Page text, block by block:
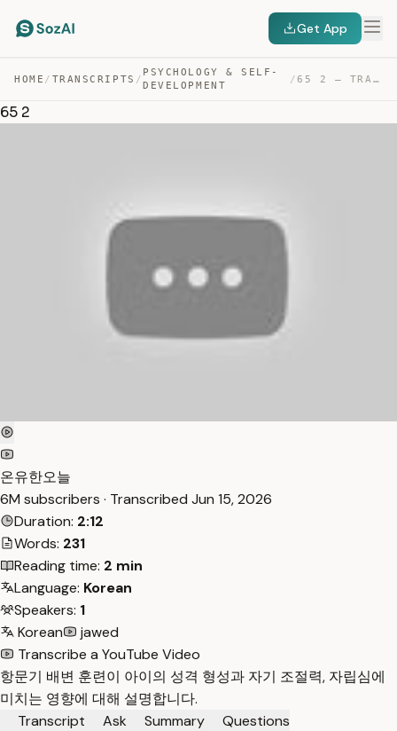
Get App
HOME / TRANSCRIPTS /
PSYCHOLOGY & SELF-
DEVELOPMENT
/ 65 2 — TRANSCRIPT
65 2
온유한오늘
6M subscribers · Transcribed Jun 15, 2026
Duration: 2:12
Words: 231
Reading time: 2 min
Language: Korean
Speakers: 1
Korean
jawed
Transcribe a YouTube Video
항문기 배변 훈련이 아이의 성격 형성과 자기 조절력, 자립심에
미치는 영향에 대해 설명합니다.
Transcript
Ask Summary
Questions